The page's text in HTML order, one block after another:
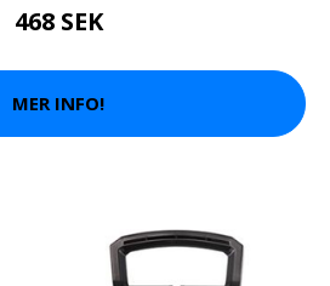
468 SEK
MER INFO!